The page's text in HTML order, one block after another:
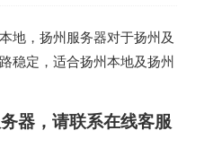
地，扬州服务器对于扬州及
稳定，适合扬州本地及扬州
器，请联系在线客服